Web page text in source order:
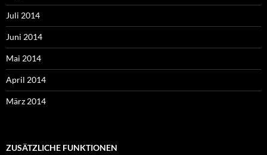
Juli 2014
Juni 2014
Mai 2014
April 2014
März 2014
ZUSÄTZLICHE FUNKTIONEN